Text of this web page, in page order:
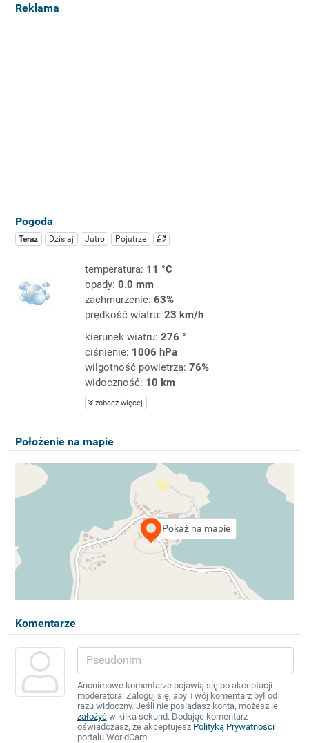
Reklama
Pogoda
Teraz Dzisiaj Jutro Pojutrze
temperatura: 11 °C
opady: 0.0 mm
zachmurzenie: 63%
prędkość wiatru: 23 km/h
kierunek wiatru: 276 °
ciśnienie: 1006 hPa
wilgotność powietrza: 76%
widoczność: 10 km
zobacz więcej
Położenie na mapie
Pokaż na mapie
Komentarze
Anonimowe komentarze pojawią się po akceptacji
moderatora. Zaloguj się, aby Twój komentarz był od
razu widoczny. Jeśli nie posiadasz konta, możesz je
założyćw kilka sekund. Dodając komentarz
oświadczasz, że akceptujesz Polityką Prywatności
portalu WorldCam.